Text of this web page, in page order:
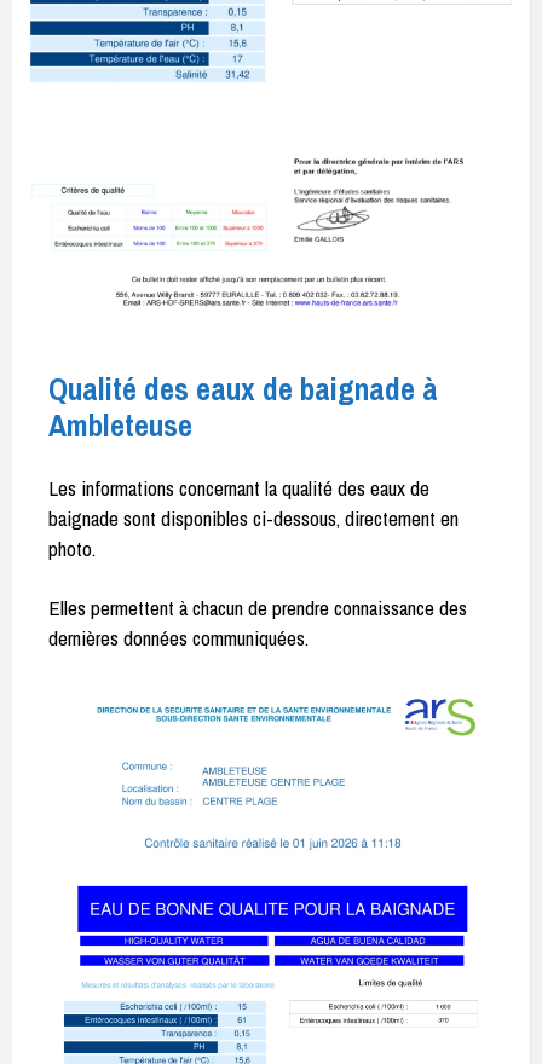
Qualité des eaux de baignade à
Ambleteuse
Les informations concernant la qualité des eaux de
baignade sont disponibles ci-dessous, directement en
photo.
Elles permettent à chacun de prendre connaissance des
dernières données communiquées.